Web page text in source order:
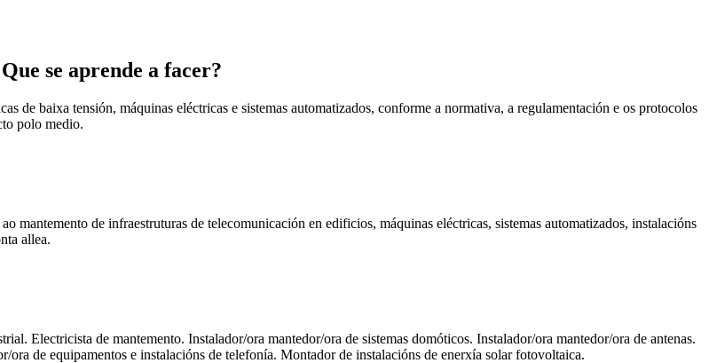
Que se aprende a facer?
de baixa tensión, máquinas eléctricas e sistemas automatizados, conforme a normativa, a regulamentación e os protocolos
polo medio.
mantemento de infraestruturas de telecomunicación en edificios, máquinas eléctricas, sistemas automatizados, instalacións
allea.
Electricista de mantemento. Instalador/ora mantedor/ora de sistemas domóticos. Instalador/ora mantedor/ora de antenas.
de equipamentos e instalacións de telefonía. Montador de instalacións de enerxía solar fotovoltaica.